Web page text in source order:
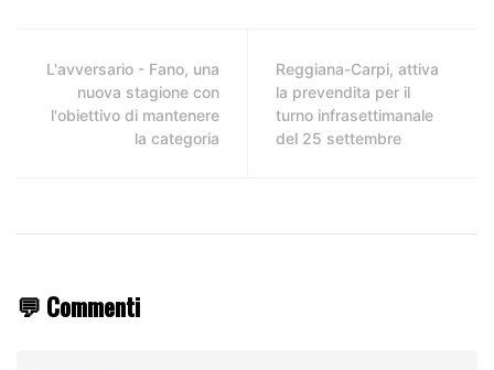
L'avversario - Fano, una
nuova stagione con
l'obiettivo di mantenere
la categoria
Reggiana-Carpi, attiva
la prevendita per il
turno infrasettimanale
del 25 settembre
💬 Commenti